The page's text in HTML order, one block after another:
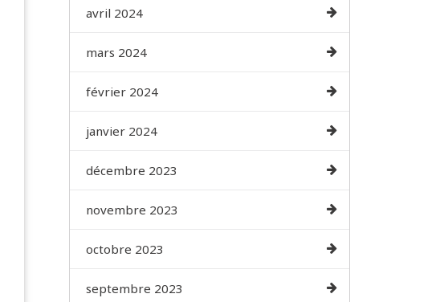
avril 2024
mars 2024
février 2024
janvier 2024
décembre 2023
novembre 2023
octobre 2023
septembre 2023